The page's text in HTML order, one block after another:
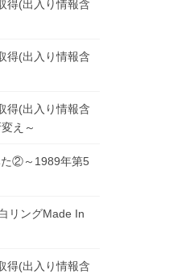
得(出入り情報含
得(出入り情報含
得(出入り情報含
え～
た②～1989年第5
リングMade In
得(出入り情報含